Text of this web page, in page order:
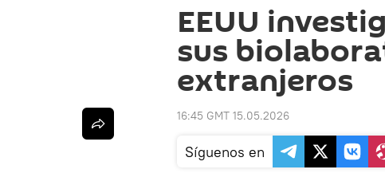
EEUU
sus
extranjeros
16:45 GMT 15.05.2026
Síguenos en